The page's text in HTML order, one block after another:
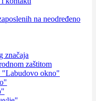
na neodređeno
značaja
zaštitom
"Labudovo okno"